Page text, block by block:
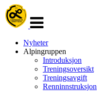
navigasjon
Nyheter
Alpingruppen
Introduksjon
Treningsoversikt
Treningsavgift
Renninnstruksjon